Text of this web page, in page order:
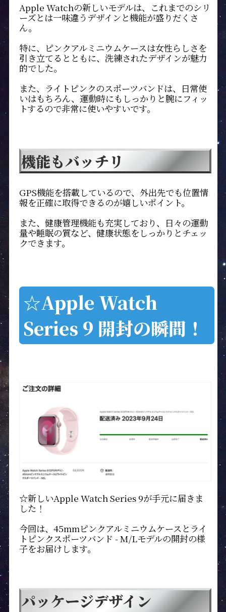
Apple Watchの新しいモデルは、これまでのシリ
ーズとは一味違うデザインと機能が盛りだくさ
ん。
特に、ピンクアルミニウムケースは女性らしさを
引き立てるとともに、洗練されたデザインが魅力
的でした。
また、ライトピンクのスポーツバンドは、日常使
いはもちろん、運動時にもしっかりと腕にフィッ
トするので非常に使いやすいです。
機能もバッチリ
GPS機能を搭載しているので、外出先でも位置情
報を正確に取得できるのが嬉しいポイント。
また、健康管理機能も充実しており、日々の運動
量や睡眠の質など、健康状態をしっかりとチェッ
クできます。
☆Apple Watch
Series 9 開封の瞬間！
☆新しいApple Watch Series 9が手元に届きま
した！
今回は、45mmピンクアルミニウムケースとライ
トピンクスポーツバンド - M/Lモデルの開封の様
子をお届けします。
パッケージデザイン